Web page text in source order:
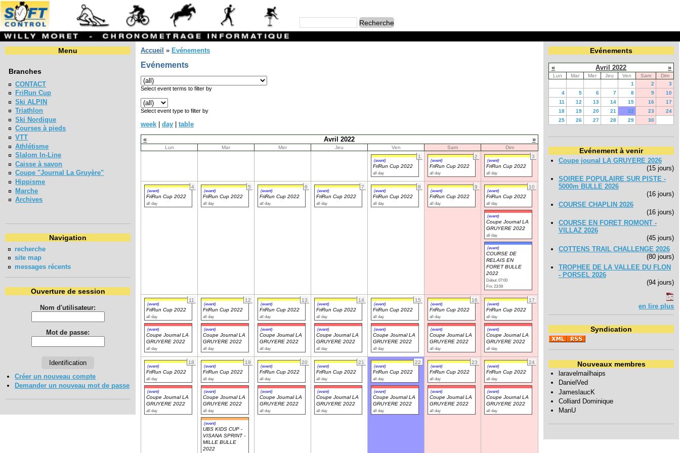
Menu
Branches
CONTACT
FriRun Cup
Ski ALPIN
Triathlon
Ski Nordique
Courses à pieds
VTT
Athlétisme
Slalom In-Line
Caisse à savon
Coupe "Journal La Gruyère"
Hippisme
Marche
Archives
Navigation
recherche
site map
messages récents
Ouverture de session
Nom d'utilisateur:
Mot de passe:
Créer un nouveau compte
Demander un nouveau mot de passe
Accueil » Evénements
Evénements
Select event terms to filter by
Select event type to filter by
week day
table
«
Avril 2022 »
Lun Mar Mer Jeu Ven Sam
Dim
1
(event)
FriRun Cup 2022
all day
2
(event)
FriRun Cup 2022
all day
3
(event)
FriRun Cup 2022
all day
4
(event)
FriRun Cup 2022
all day
5
(event)
FriRun Cup 2022
all day
6
(event)
FriRun Cup 2022
all day
7
(event)
FriRun Cup 2022
all day
8
(event)
FriRun Cup 2022
all day
9
(event)
FriRun Cup 2022
all day
10
(event)
FriRun Cup 2022
all day
(event)
Coupe Journal LA
GRUYERE 2022
all day
(event)
COURSE DE
RELAIS EN
FORET BULLE
2022
Début: 07:00
Fin: 23:59
11
(event)
FriRun Cup 2022
all day
(event)
Coupe Journal LA
GRUYERE 2022
all day
12
(event)
FriRun Cup 2022
all day
(event)
Coupe Journal LA
GRUYERE 2022
all day
13
(event)
FriRun Cup 2022
all day
(event)
Coupe Journal LA
GRUYERE 2022
all day
14
(event)
FriRun Cup 2022
all day
(event)
Coupe Journal LA
GRUYERE 2022
all day
15
(event)
FriRun Cup 2022
all day
(event)
Coupe Journal LA
GRUYERE 2022
all day
16
(event)
FriRun Cup 2022
all day
(event)
Coupe Journal LA
GRUYERE 2022
all day
17
(event)
FriRun Cup 2022
all day
(event)
Coupe Journal LA
GRUYERE 2022
all day
18
(event)
FriRun Cup 2022
all day
(event)
Coupe Journal LA
GRUYERE 2022
all day
19
(event)
FriRun Cup 2022
all day
(event)
Coupe Journal LA
GRUYERE 2022
all day
(event)
UBS KIDS CUP -
VISANA SPRINT -
MILLE BULLE
2022
20
(event)
FriRun Cup 2022
all day
(event)
Coupe Journal LA
GRUYERE 2022
all day
21
(event)
FriRun Cup 2022
all day
(event)
Coupe Journal LA
GRUYERE 2022
all day
22
(event)
FriRun Cup 2022
all day
(event)
Coupe Journal LA
GRUYERE 2022
all day
23
(event)
FriRun Cup 2022
all day
(event)
Coupe Journal LA
GRUYERE 2022
all day
24
(event)
FriRun Cup 2022
all day
(event)
Coupe Journal LA
GRUYERE 2022
all day
Evénements
« Avril 2022 »
Lun Mar Mer Jeu Ven Sam
Dim
1
2
3
4
5 6 7 8 9
10
11
12 13 14 15 16
17
18
19 20 21 22 23
24
25
26 27 28 29 30
Evénement à venir
Coupe jounal LA GRUYERE 2026
(15 jours)
SOIREE POPULAIRE SUR PISTE -
5000m BULLE 2026
(16 jours)
COURSE CHAPLIN 2026
(16 jours)
COURSE EN FORET ROMONT -
VILLAZ 2026
(45 jours)
COTTENS TRAIL CHALLENGE 2026
(80 jours)
TROPHEE DE LA VALLEE DU FLON
- PORSEL 2026
(94 jours)
en lire plus
Syndication
Nouveaux membres
laravelmailhaips
DanielVed
JameslaucK
Colliard Dominique
ManU